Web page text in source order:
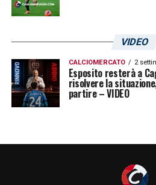
VIDEO
CALCIOMERCATO 2
Esposito resterà a
risolvere la
partire – VIDEO